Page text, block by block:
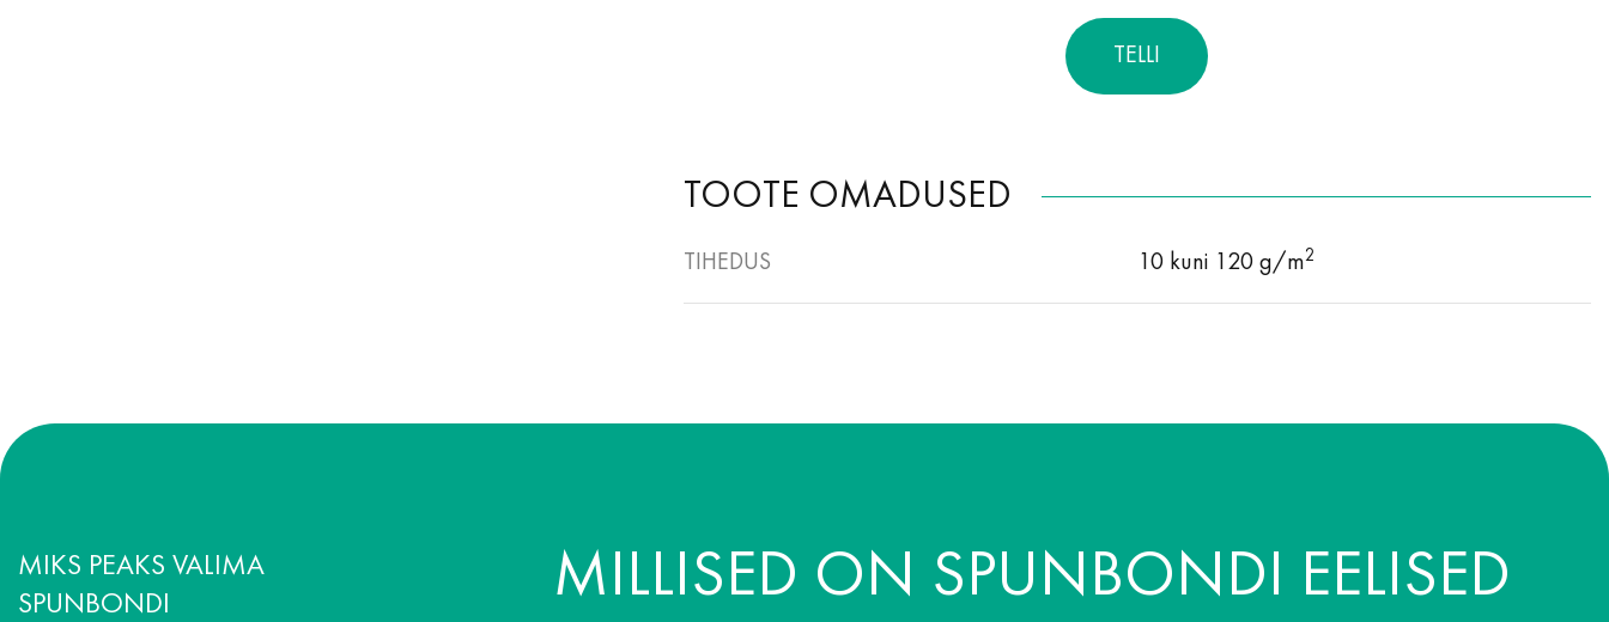
TELLI
TOOTE OMADUSED
TIHEDUS 10 kuni 120 g/m2
MIKS PEAKS VALIMA
SPUNBONDI
MILLISED ON SPUNBONDI EELISED